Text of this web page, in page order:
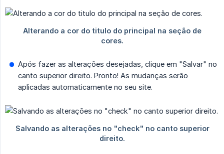
Após fazer as alterações desejadas, clique em "Salvar" no
canto superior direito. Pronto! As mudanças serão
aplicadas automaticamente no seu site.